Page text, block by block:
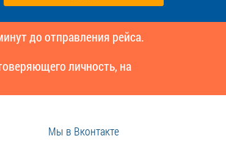
до отправления рейса.
личность, на
Мы в Вконтакте